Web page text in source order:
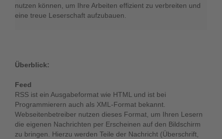
nutzen können, um Ihre Arbeiten effizient zu verbreiten und
eine treue Leserschaft aufzubauen.
Überblick:
Feed
RSS ist ein Ausgabeformat wie HTML und ist bei
Programmierern auch als XML-Format bekannt.
Webseitenbetreiber nutzen dieses Format, um Ihren Lesern
die eigenen Nachrichten per Erscheinen auf den Bildschirm
zu bringen. Hierzu werden Teile der Nachricht (Überschrift,